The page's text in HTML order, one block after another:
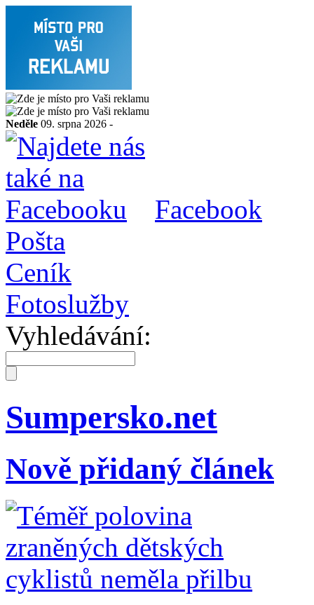
Neděle 09. srpna 2026 -
Facebook
Pošta
Ceník
Fotoslužby
Vyhledávání:
Sumpersko.net
Nově přidaný článek